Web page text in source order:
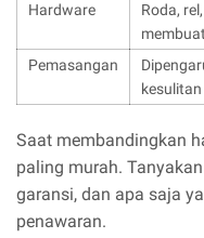
Hardware
Roda,
Pemasangan
kesulitan
Saat membandingkan
paling murah.
garansi, dan apa saja
penawaran.